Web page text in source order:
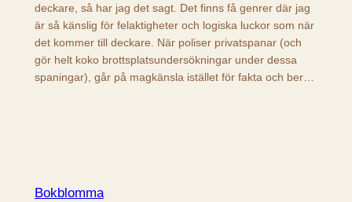
deckare, så har jag det sagt. Det finns få genrer där jag
är så känslig för felaktigheter och logiska luckor som när
det kommer till deckare. När poliser privatspanar (och
gör helt koko brottsplatsundersökningar under dessa
spaningar), går på magkänsla istället för fakta och ber…
Bokblomma